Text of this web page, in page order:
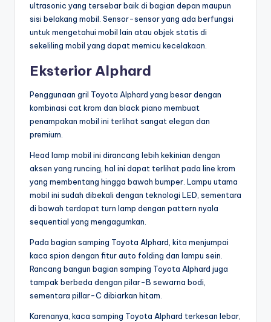
ultrasonic yang tersebar baik di bagian depan maupun
sisi belakang mobil. Sensor-sensor yang ada berfungsi
untuk mengetahui mobil lain atau objek statis di
sekeliling mobil yang dapat memicu kecelakaan.
Eksterior Alphard
Penggunaan gril Toyota Alphard yang besar dengan
kombinasi cat krom dan black piano membuat
penampakan mobil ini terlihat sangat elegan dan
premium.
Head lamp mobil ini dirancang lebih kekinian dengan
aksen yang runcing, hal ini dapat terlihat pada line krom
yang membentang hingga bawah bumper. Lampu utama
mobil ini sudah dibekali dengan teknologi LED, sementara
di bawah terdapat turn lamp dengan pattern nyala
sequential yang mengagumkan.
Pada bagian samping Toyota Alphard, kita menjumpai
kaca spion dengan fitur auto folding dan lampu sein.
Rancang bangun bagian samping Toyota Alphard juga
tampak berbeda dengan pilar-B sewarna bodi,
sementara pillar-C dibiarkan hitam.
Karenanya, kaca samping Toyota Alphard terkesan lebar,